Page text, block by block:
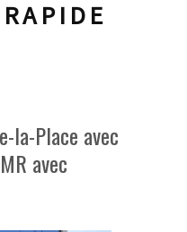
la-Place avec
avec